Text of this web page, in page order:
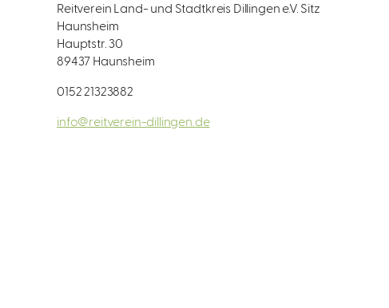
Reitverein Land- und Stadtkreis Dillingen e.V. Sitz
Haunsheim
Hauptstr. 30
89437 Haunsheim
0152 21323882
info@reitverein-dillingen.de